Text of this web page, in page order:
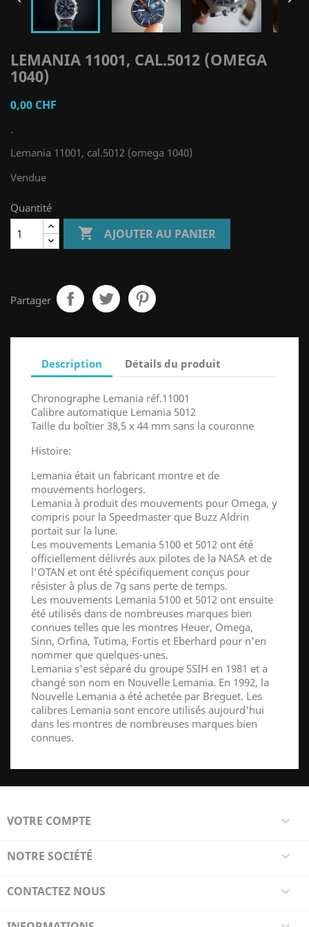
LEMANIA 11001, CAL.5012 (OMEGA
1040)
0,00 CHF
-
Lemania 11001, cal.5012 (omega 1040)
Vendue
Quantité
 AJOUTER AU PANIER
Partager
Description Détails du produit
Chronographe Lemania réf.11001
Calibre automatique Lemania 5012
Taille du boîtier 38,5 x 44 mm sans la couronne
Histoire:
Lemania était un fabricant montre et de
mouvements horlogers.
Lemania à produit des mouvements pour Omega, y
compris pour la Speedmaster que Buzz Aldrin
portait sur la lune.
Les mouvements Lemania 5100 et 5012 ont été
officiellement délivrés aux pilotes de la NASA et de
l'OTAN et ont été spécifiquement conçus pour
résister à plus de 7g sans perte de temps.
Les mouvements Lemania 5100 et 5012 ont ensuite
été utilisés dans de nombreuses marques bien
connues telles que les montres Heuer, Omega,
Sinn, Orfina, Tutima, Fortis et Eberhard pour n'en
nommer que quelques-unes.
Lemania s'est séparé du groupe SSIH en 1981 et a
changé son nom en Nouvelle Lemania. En 1992, la
Nouvelle Lemania a été achetée par Breguet. Les
calibres Lemania sont encore utilisés aujourd'hui
dans les montres de nombreuses marques bien
connues.
VOTRE COMPTE 
NOTRE SOCIÉTÉ 
CONTACTEZ NOUS 